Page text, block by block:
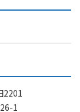
2201
1